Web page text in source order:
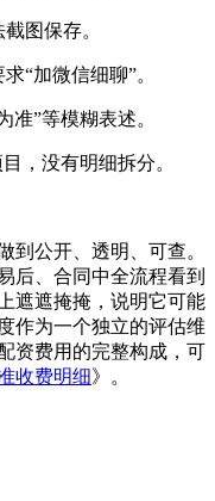
图保存。
“加微信细聊”。
准”等模糊表述。
，没有明细拆分。
到公开、透明、可查。
后、合同中全流程看到
遮遮掩掩，说明它可能
作为一个独立的评估维
资费用的完整构成，可
收费明细》。